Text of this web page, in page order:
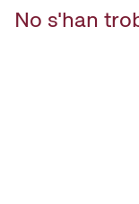
No s'han